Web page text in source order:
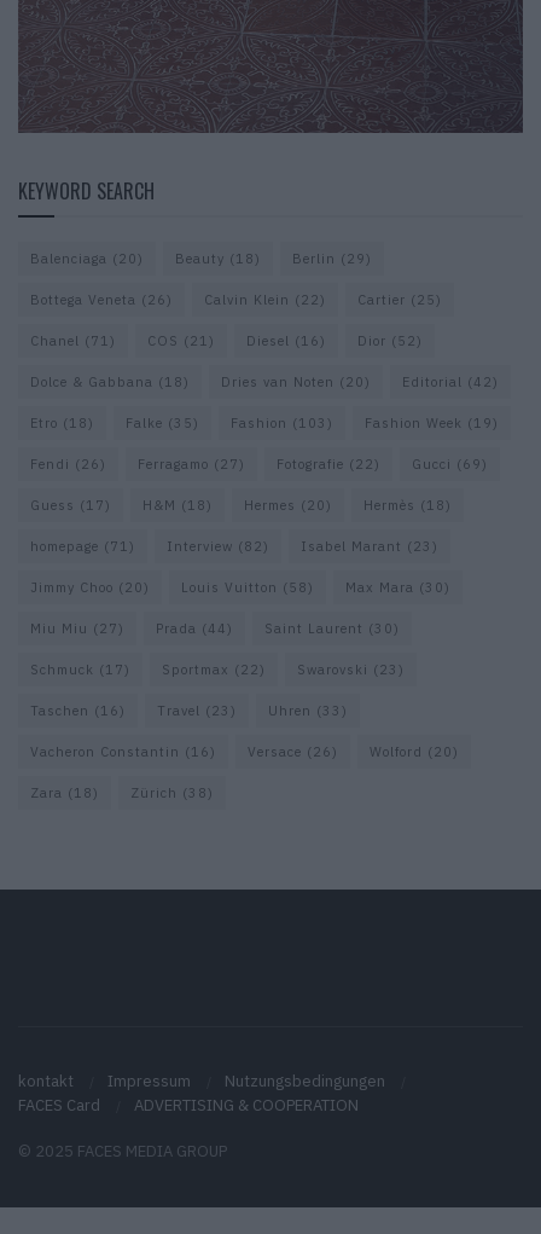
KEYWORD SEARCH
Balenciaga (20) Beauty (18) Berlin (29)
Bottega Veneta (26) Calvin Klein (22) Cartier (25)
Chanel (71) COS (21) Diesel (16) Dior (52)
Dolce & Gabbana (18) Dries van Noten (20) Editorial (42)
Etro (18) Falke (35) Fashion (103) Fashion Week (19)
Fendi (26) Ferragamo (27) Fotografie (22) Gucci (69)
Guess (17) H&M (18) Hermes (20) Hermès (18)
homepage (71) Interview (82) Isabel Marant (23)
Jimmy Choo (20) Louis Vuitton (58) Max Mara (30)
Miu Miu (27) Prada (44) Saint Laurent (30)
Schmuck (17) Sportmax (22) Swarovski (23)
Taschen (16) Travel (23) Uhren (33)
Vacheron Constantin (16) Versace (26) Wolford (20)
Zara (18) Zürich (38)
kontakt Impressum
Nutzungsbedingungen
FACES Card
ADVERTISING & COOPERATION
© 2025 FACES MEDIA GROUP